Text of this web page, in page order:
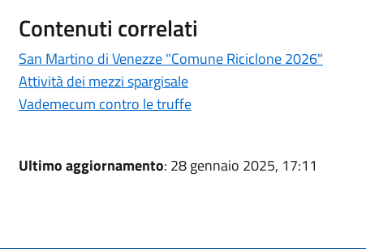
Contenuti correlati
San Martino di Venezze "Comune Riciclone 2026"
Attività dei mezzi spargisale
Vademecum contro le truffe
Ultimo aggiornamento: 28 gennaio 2025, 17:11